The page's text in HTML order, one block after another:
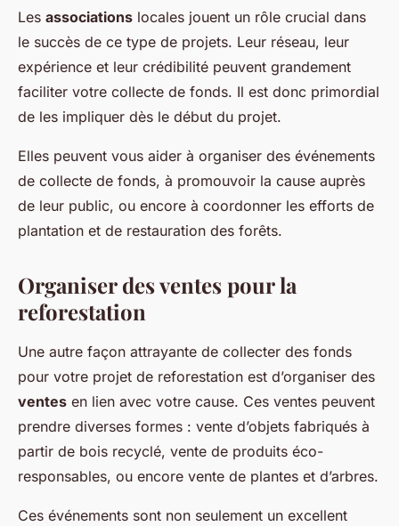
Les associations locales jouent un rôle crucial dans
le succès de ce type de projets. Leur réseau, leur
expérience et leur crédibilité peuvent grandement
faciliter votre collecte de fonds. Il est donc primordial
de les impliquer dès le début du projet.
Elles peuvent vous aider à organiser des événements
de collecte de fonds, à promouvoir la cause auprès
de leur public, ou encore à coordonner les efforts de
plantation et de restauration des forêts.
Organiser des ventes pour la
reforestation
Une autre façon attrayante de collecter des fonds
pour votre projet de reforestation est d’organiser des
ventes en lien avec votre cause. Ces ventes peuvent
prendre diverses formes : vente d’objets fabriqués à
partir de bois recyclé, vente de produits éco-
responsables, ou encore vente de plantes et d’arbres.
Ces événements sont non seulement un excellent